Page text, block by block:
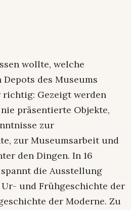
wollte, welche
des Museums
Gezeigt werden
präsentierte Objekte,
zur
zur Museumsarbeit und
den Dingen. In 16
die Ausstellung
Ur- und Frühgeschichte der
der Moderne. Zu